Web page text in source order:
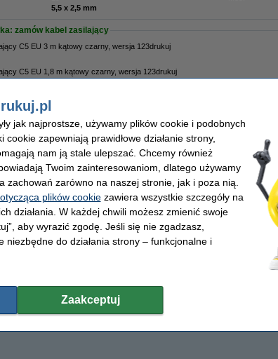
5,5 x 2,5 mm
zamów kabel zasilający
C5 EU 3 m kątowy czarny, wersja 123drukuj
C5 EU 1,8 m kątowy czarny, wersja 123drukuj
na poniedziałek
jak najprostsze, używamy plików cookie i podobnych
zapewniają prawidłowe działanie strony,
nam ją stale ulepszać. Chcemy również
Twoim zainteresowaniom, dlatego używamy
zachowań zarówno na naszej stronie, jak i poza nią.
plików cookiezawiera wszystkie szczegóły na
działania. W każdej chwili możesz zmienić swoje
aby wyrazić zgodę. Jeśli się nie zgadzasz,
niezbędne do działania strony – funkcjonalne i
Zaakceptuj